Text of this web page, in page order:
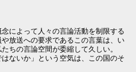
によって人々の言論活動を制限する
放送への要求であるこの言葉は、い
ちの言論空間が委縮して久しい。
ないか」という空気は、この国のそ